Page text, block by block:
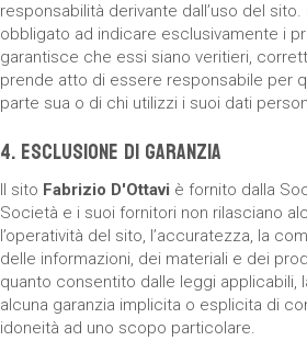
responsabilità derivante dall’uso del
obbligato ad indicare esclusivamente i
garantisce che essi siano veritieri,
prende atto di essere responsabile per
parte sua o di chi utilizzi i suoi dati
4. Esclusione di Garanzia
Il sito Fabrizio D'Ottavi è fornito dalla
Società e i suoi fornitori non rilasciano
l’operatività del sito, l’accuratezza, la
delle informazioni, dei materiali e dei
quanto consentito dalle leggi applicabili,
alcuna garanzia implicita o esplicita di
idoneità ad uno scopo particolare.